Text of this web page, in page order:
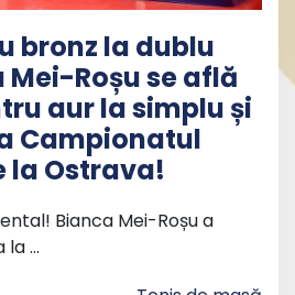
bronz la dublu
Roșu se află
aur la simplu și
Campionatul
la Ostrava!
Bianca Mei-Roșu a
la …